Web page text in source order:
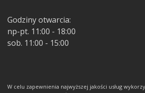
Godziny otwarcia:
np-pt. 11:00 - 18:00
sob. 11:00 - 15:00
W celu zapewnienia najwyższej jakości usług